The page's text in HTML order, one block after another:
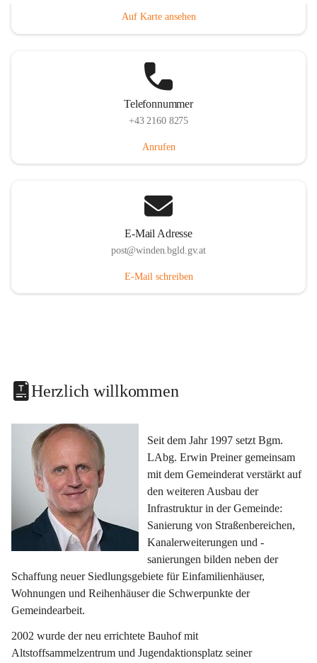
Auf Karte ansehen
Telefonnummer
+43 2160 8275
Anrufen
E-Mail Adresse
post@winden.bgld.gv.at
E-Mail schreiben
Herzlich willkommen
Seit dem Jahr 1997 setzt Bgm.
LAbg. Erwin Preiner gemeinsam
mit dem Gemeinderat verstärkt auf
den weiteren Ausbau der
Infrastruktur in der Gemeinde:
Sanierung von Straßenbereichen,
Kanalerweiterungen und -
sanierungen bilden neben der
Schaffung neuer Siedlungsgebiete für Einfamilienhäuser,
Wohnungen und Reihenhäuser die Schwerpunkte der
Gemeindearbeit.
2002 wurde der neu errichtete Bauhof mit
Altstoffsammelzentrum und Jugendaktionsplatz seiner